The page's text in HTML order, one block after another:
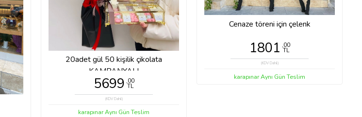
20adet gül 50 kişilik çikolata
KAMPANYALI
5699 ,00
TL
(KDV Dahil)
karapınar Aynı Gün Teslim
Cenaze töreni için çelenk
1801 ,00
TL
(KDV Dahil)
karapınar Aynı Gün Teslim